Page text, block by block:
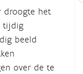
droogte het
tijdig
beeld
over de te